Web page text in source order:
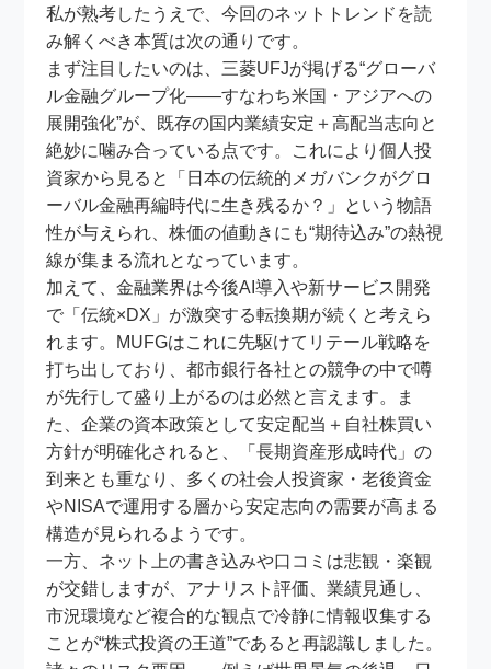
私が熟考したうえで、今回のネットトレンドを読
み解くべき本質は次の通りです。
まず注目したいのは、三菱UFJが掲げる“グローバ
ル金融グループ化――すなわち米国・アジアへの
展開強化”が、既存の国内業績安定＋高配当志向と
絶妙に噛み合っている点です。これにより個人投
資家から見ると「日本の伝統的メガバンクがグロ
ーバル金融再編時代に生き残るか？」という物語
性が与えられ、株価の値動きにも“期待込み”の熱視
線が集まる流れとなっています。
加えて、金融業界は今後AI導入や新サービス開発
で「伝統×DX」が激突する転換期が続くと考えら
れます。MUFGはこれに先駆けてリテール戦略を
打ち出しており、都市銀行各社との競争の中で噂
が先行して盛り上がるのは必然と言えます。ま
た、企業の資本政策として安定配当＋自社株買い
方針が明確化されると、「長期資産形成時代」の
到来とも重なり、多くの社会人投資家・老後資金
やNISAで運用する層から安定志向の需要が高まる
構造が見られるようです。
一方、ネット上の書き込みや口コミは悲観・楽観
が交錯しますが、アナリスト評価、業績見通し、
市況環境など複合的な観点で冷静に情報収集する
ことが“株式投資の王道”であると再認識しました。